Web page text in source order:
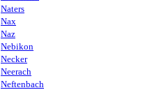
Naters
Nax
Naz
Nebikon
Necker
Neerach
Neftenbach